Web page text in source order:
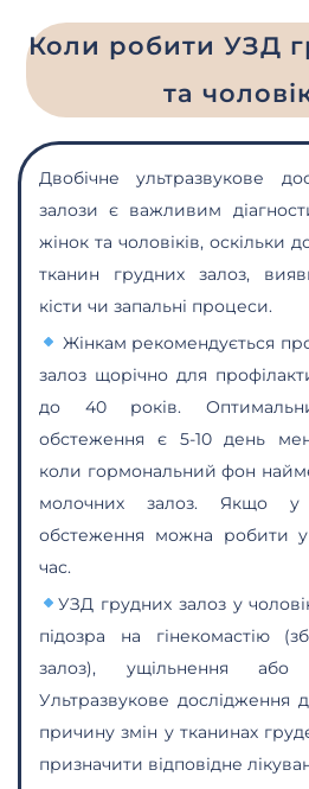
Коли робити УЗД
та
Двобічне ультразвукове
залози є важливим
жінок та чоловіків, оскільки
тканин грудних залоз,
кісти чи запальні процеси.
Жінкам рекомендується
залоз щорічно для
до 40 років.
обстеження є 5-10 день
коли гормональний фон
молочних залоз. Якщо у
обстеження можна робити
час.
УЗД грудних залоз у
підозра на гінекомастію
залоз), ущільнення або
Ультразвукове дослідження
причину змін у тканинах
призначити відповідне